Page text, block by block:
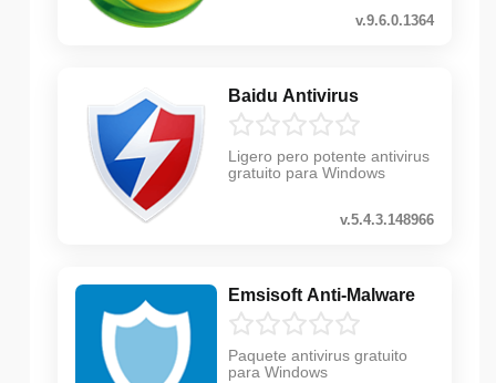
v.9.6.0.1364
Baidu Antivirus
Ligero pero potente antivirus
gratuito para Windows
v.5.4.3.148966
Emsisoft Anti-Malware
Paquete antivirus gratuito
para Windows